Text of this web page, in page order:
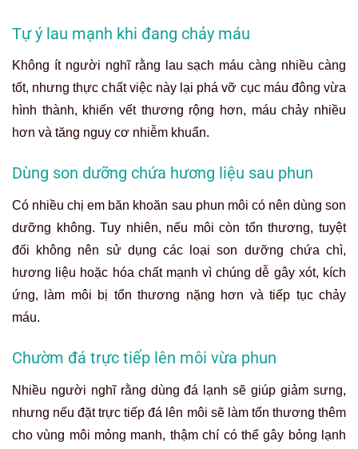
Tự ý lau mạnh khi đang chảy máu
Không ít người nghĩ rằng lau sạch máu càng nhiều càng
tốt, nhưng thực chất việc này lại phá vỡ cục máu đông vừa
hình thành, khiến vết thương rộng hơn, máu chảy nhiều
hơn và tăng nguy cơ nhiễm khuẩn.
Dùng son dưỡng chứa hương liệu sau phun
Có nhiều chị em băn khoăn sau phun môi có nên dùng son
dưỡng không. Tuy nhiên, nếu môi còn tổn thương, tuyệt
đối không nên sử dụng các loại son dưỡng chứa chì,
hương liệu hoặc hóa chất mạnh vì chúng dễ gây xót, kích
ứng, làm môi bị tổn thương nặng hơn và tiếp tục chảy
máu.
Chườm đá trực tiếp lên môi vừa phun
Nhiều người nghĩ rằng dùng đá lạnh sẽ giúp giảm sưng,
nhưng nếu đặt trực tiếp đá lên môi sẽ làm tổn thương thêm
cho vùng môi mỏng manh, thậm chí có thể gây bỏng lạnh